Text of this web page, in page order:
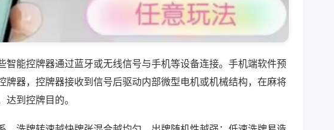
智能控牌器通过蓝牙或无线信号与手机等设备连接。手机端软件预
牌器，控牌器接收到信号后驱动内部微型电机或机械结构，在麻将
到控牌目的。